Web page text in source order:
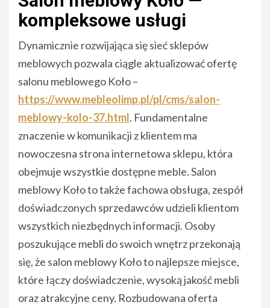
kompleksowe usługi
Dynamicznie rozwijająca się sieć sklepów
meblowych pozwala ciągle aktualizować ofertę
salonu meblowego Koło –
https://www.mebleolimp.pl/pl/cms/salon-
meblowy-kolo-37.html. Fundamentalne
znaczenie w komunikacji z klientem ma
nowoczesna strona internetowa sklepu, która
obejmuje wszystkie dostępne meble. Salon
meblowy Koło to także fachowa obsługa, zespół
doświadczonych sprzedawców udzieli klientom
wszystkich niezbędnych informacji. Osoby
poszukujące mebli do swoich wnętrz przekonają
się, że salon meblowy Koło to najlepsze miejsce,
które łączy doświadczenie, wysoką jakość mebli
oraz atrakcyjne ceny. Rozbudowana oferta